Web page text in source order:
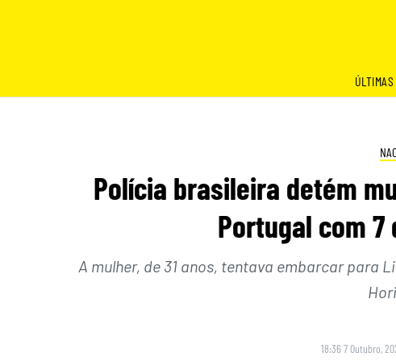
ÚLTIMAS
Polícia brasileira detém
Portugal com
A mulher, de 31 anos, tentava embarcar para
18:36 7 Outubro,